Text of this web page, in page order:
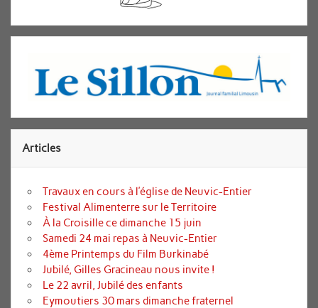
Articles
Travaux en cours à l’église de Neuvic-Entier
Festival Alimenterre sur le Territoire
À la Croisille ce dimanche 15 juin
Samedi 24 mai repas à Neuvic-Entier
4ème Printemps du Film Burkinabé
Jubilé, Gilles Gracineau nous invite !
Le 22 avril, Jubilé des enfants
Eymoutiers 30 mars dimanche fraternel